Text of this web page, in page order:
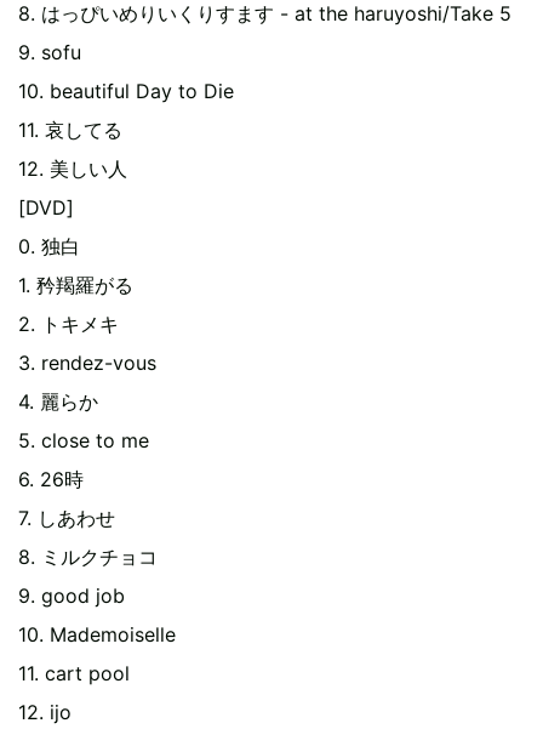
8. はっぴいめりいくりすます - at the haruyoshi/Take 5
9. sofu
10. beautiful Day to Die
11. 哀してる
12. 美しい人
[DVD]
0. 独白
1. 矜羯羅がる
2. トキメキ
3. rendez-vous
4. 麗らか
5. close to me
6. 26時
7. しあわせ
8. ミルクチョコ
9. good job
10. Mademoiselle
11. cart pool
12. ijo